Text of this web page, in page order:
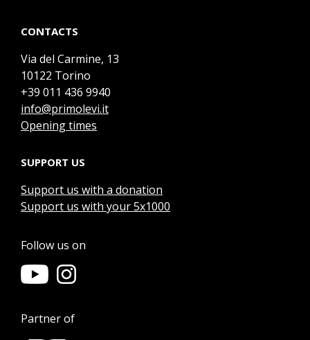
CONTACTS
Via del Carmine, 13
10122 Torino
+39 011 436 9940
info@primolevi.it
Opening times
SUPPORT US
Support us with a donation
Support us with your 5x1000
Follow us on
Partner of